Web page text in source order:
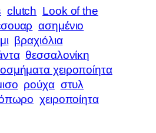
clutch Look of the
ασημένιο
βραχιόλια
θεσσαλονίκη
χειροποίητα
ρούχα στυλ
χειροποίητα